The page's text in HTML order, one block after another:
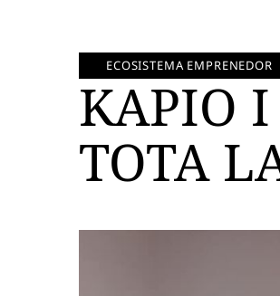
ECOSISTEMA EMPRENEDOR
KAPIO I
TOTA